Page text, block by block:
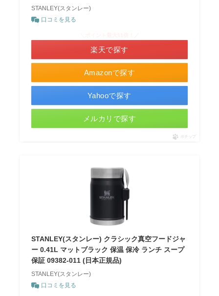
STANLEY(スタンレー)
口コミを見る
Amazonで探す
楽天で探す
Yahooで探す
メルカリで探す
ポチップ
STANLEY(スタンレー) クラシック真空フードジャ
ー 0.41L マットブラック 保温 保冷 ランチ スープ
保証 09382-011 (日本正規品)
STANLEY(スタンレー)
口コミを見る